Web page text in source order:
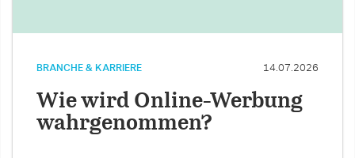
BRANCHE & KARRIERE 14.07.2026
Wie wird Online-Werbung
wahrgenommen?